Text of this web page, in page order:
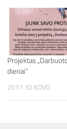
Projektas
dienai“
2017 30 KOVO